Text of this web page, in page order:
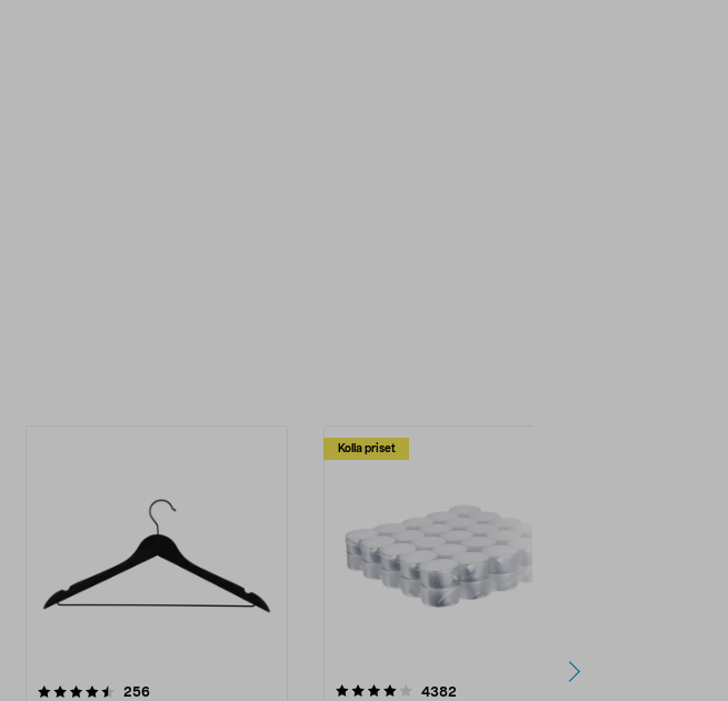
256recensioner
Kolla priset
4.0av 5 stjärnor 4382
4.5av 5 stjärnor